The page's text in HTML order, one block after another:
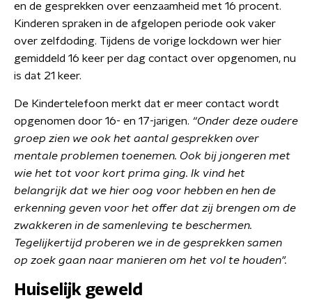
en de gesprekken over eenzaamheid met 16 procent.
Kinderen spraken in de afgelopen periode ook vaker
over zelfdoding. Tijdens de vorige lockdown wer hier
gemiddeld 16 keer per dag contact over opgenomen, nu
is dat 21 keer.
De Kindertelefoon merkt dat er meer contact wordt
opgenomen door 16- en 17-jarigen. “Onder deze oudere
groep zien we ook het aantal gesprekken over
mentale problemen toenemen. Ook bij jongeren met
wie het tot voor kort prima ging. Ik vind het
belangrijk dat we hier oog voor hebben en hen de
erkenning geven voor het offer dat zij brengen om de
zwakkeren in de samenleving te beschermen.
Tegelijkertijd proberen we in de gesprekken samen
op zoek gaan naar manieren om het vol te houden".
Huiselijk geweld